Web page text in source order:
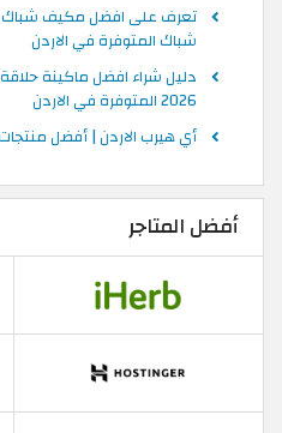
شباك المتوفرة في الاردن
دليل شراء افضل ماكينة
2026 المتوفرة في الاردن
أي هيرب الاردن | أفضل
أفضل المتاجر